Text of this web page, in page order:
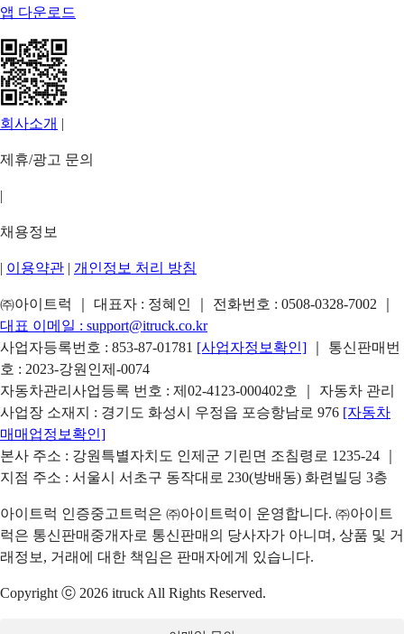
앱 다운로드
회사소개 |
제휴/광고 문의
|
채용정보
| 이용약관 | 개인정보 처리 방침
㈜아이트럭 ｜ 대표자 : 정혜인 ｜ 전화번호 : 0508-0328-7002
대표 이메일 : support@itruck.co.kr
사업자등록번호 : 853-87-01781 [사업자정보확인]
｜ 통신판매번
호 : 2023-강원인제-0074
자동차관리사업등록 번호 : 제02-4123-000402호 ｜ 자동차 관리
사업장 소재지 : 경기도 화성시 우정읍 포승항남로 976 [자동차
매매업정보확인]
본사 주소 : 강원특별자치도 인제군 기린면 조침령로 1235-24 ｜
지점 주소 : 서울시 서초구 동작대로 230(방배동) 화련빌딩 3층
아이트럭 인증중고트럭은 ㈜아이트럭이 운영합니다. ㈜아이트
럭은 통신판매중개자로 통신판매의 당사자가 아니며, 상품 및 거
래정보, 거래에 대한 책임은 판매자에게 있습니다.
Copyright ⓒ 2026 itruck All Rights Reserved.